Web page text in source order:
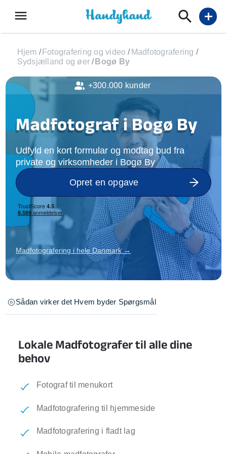
menu add
Hjem / Fotografering og video / Madfotografering /
Sydsjælland og øer / Bogø By
Madfotograf i Bogø By
Udfyld en kort formular og modtag bud fra
private og virksomheder i Bogø By
Opret en opgave
Madfotografering i hele Danmark →
Sådan virker det Hvem byder Spørgsmål
Lokale Madfotografer til alle dine
behov
Fotograf til menukort
Madfotografering til hjemmeside
Madfotografering i fladt lag
+300.000 kunder